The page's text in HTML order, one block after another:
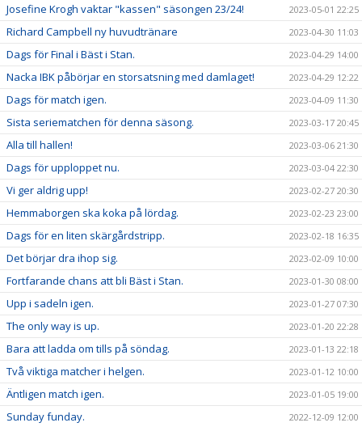
Josefine Krogh vaktar "kassen" säsongen 23/24! 2023-05-01 22:25
Richard Campbell ny huvudtränare 2023-04-30 11:03
Dags för Final i Bäst i Stan. 2023-04-29 14:00
Nacka IBK påbörjar en storsatsning med damlaget! 2023-04-29 12:22
Dags för match igen. 2023-04-09 11:30
Sista seriematchen för denna säsong. 2023-03-17 20:45
Alla till hallen! 2023-03-06 21:30
Dags för upploppet nu. 2023-03-04 22:30
Vi ger aldrig upp! 2023-02-27 20:30
Hemmaborgen ska koka på lördag. 2023-02-23 23:00
Dags för en liten skärgårdstripp. 2023-02-18 16:35
Det börjar dra ihop sig. 2023-02-09 10:00
Fortfarande chans att bli Bäst i Stan. 2023-01-30 08:00
Upp i sadeln igen. 2023-01-27 07:30
The only way is up. 2023-01-20 22:28
Bara att ladda om tills på söndag. 2023-01-13 22:18
Två viktiga matcher i helgen. 2023-01-12 10:00
Äntligen match igen. 2023-01-05 19:00
Sunday funday. 2022-12-09 12:00